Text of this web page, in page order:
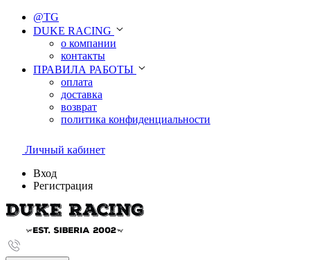
@TG
DUKE RACING
о компании
контакты
ПРАВИЛА РАБОТЫ
оплата
доставка
возврат
политика конфиденциальности
Личный кабинет
Вход
Регистрация